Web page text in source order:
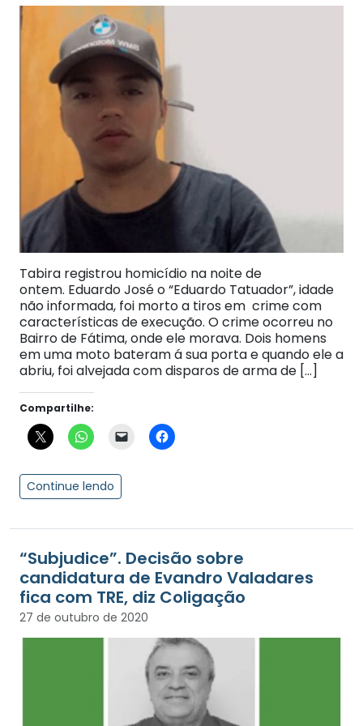
Tabira registrou homicídio na noite de
ontem. Eduardo José o “Eduardo Tatuador”, idade
não informada, foi morto a tiros em crime com
características de execução. O crime ocorreu no
Bairro de Fátima, onde ele morava. Dois homens
em uma moto bateram á sua porta e quando ele a
abriu, foi alvejada com disparos de arma de […]
Compartilhe:
Continue lendo
“Subjudice”. Decisão sobre
candidatura de Evandro Valadares
fica com TRE, diz Coligação
27 de outubro de 2020